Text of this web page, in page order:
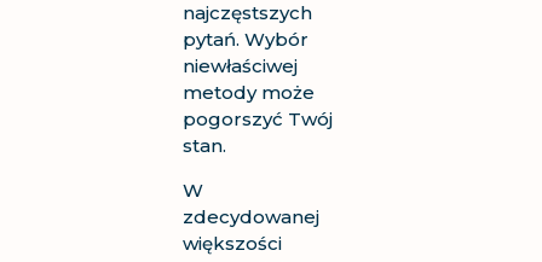
najczęstszych
pytań. Wybór
niewłaściwej
metody może
pogorszyć Twój
stan.
W
zdecydowanej
większości